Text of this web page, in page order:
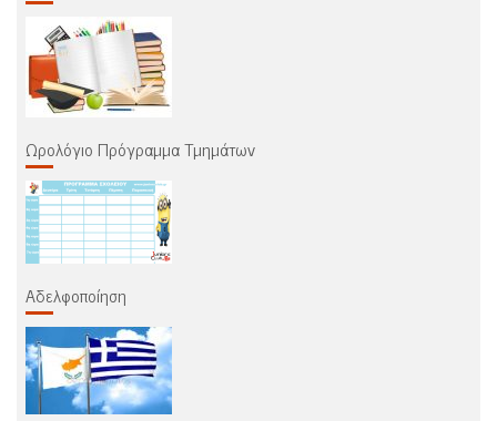
Ωρολόγιο Πρόγραμμα Τμημάτων
Αδελφοποίηση